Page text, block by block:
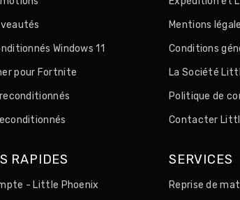
Windows 11
pour Fortnite
reconditionnés
Mentions
Conditions
La Société
Politique de
Contacter
RAPIDES
- Little Phoenix
SERVICES
Reprise de